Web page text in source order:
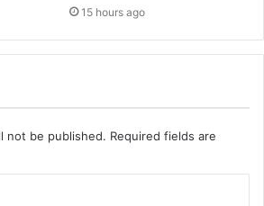
15 hours ago
not be published. Required fields are